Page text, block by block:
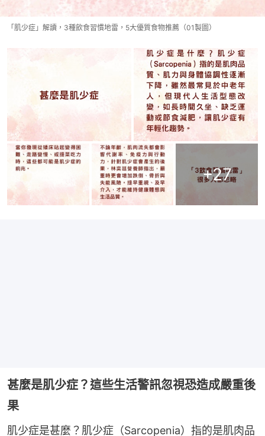
「肌少症」解讀，3種飲食習慣地雷，5大優質食物推薦（01製圖）
+27
甚麼是肌少症？這些生活警訊忽視恐造成嚴重後
果
肌少症是甚麼？肌少症（Sarcopenia）指的是肌肉品